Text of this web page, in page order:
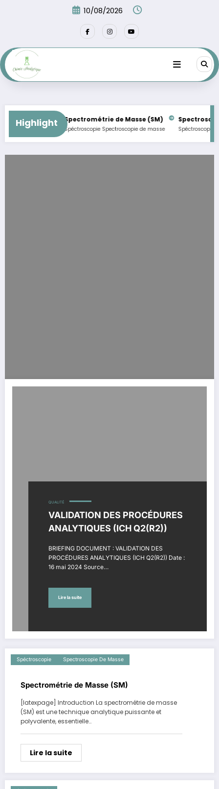
10/08/2026
Highlight
Q2(R2)) Spectrométrie de Masse (SM)
Spéctroscopie Spectroscopie de masse
Spectroscopie
Spéctroscopie
QUALITÉ
VALIDATION DES PROCÉDURES
ANALYTIQUES (ICH Q2(R2))
BRIEFING DOCUMENT : VALIDATION DES
PROCÉDURES ANALYTIQUES (ICH Q2(R2)) Date :
16 mai 2024 Source…
Lire la suite
Spéctroscopie Spectroscopie De Masse
Spectrométrie de Masse (SM)
[latexpage] Introduction La spectrométrie de masse
(SM) est une technique analytique puissante et
polyvalente, essentielle…
Lire la suite